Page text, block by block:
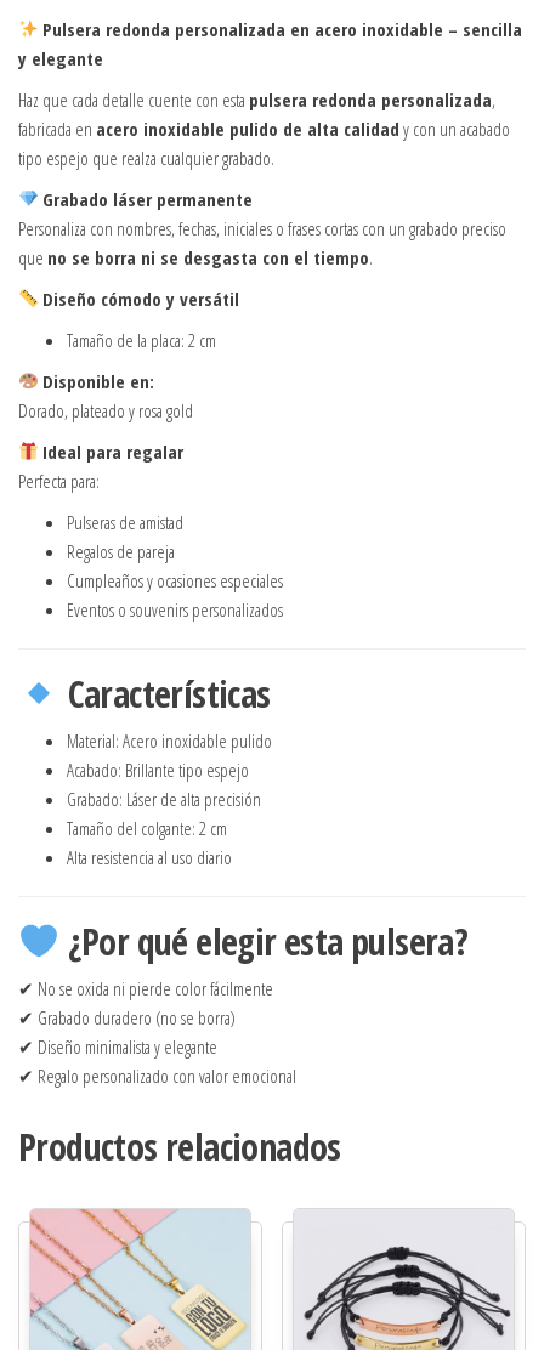
Pulsera redonda personalizada en acero inoxidable – sencilla
y elegante
Haz que cada detalle cuente con esta pulsera redonda personalizada,
fabricada en acero inoxidable pulido de alta calidad y con un acabado
tipo espejo que realza cualquier grabado.
Grabado láser permanente
Personaliza con nombres, fechas, iniciales o frases cortas con un grabado preciso
que no se borra ni se desgasta con el tiempo.
Diseño cómodo y versátil
Tamaño de la placa: 2 cm
Disponible en:
Dorado, plateado y rosa gold
Ideal para regalar
Perfecta para:
Pulseras de amistad
Regalos de pareja
Cumpleaños y ocasiones especiales
Eventos o souvenirs personalizados
Características
Material: Acero inoxidable pulido
Acabado: Brillante tipo espejo
Grabado: Láser de alta precisión
Tamaño del colgante: 2 cm
Alta resistencia al uso diario
¿Por qué elegir esta pulsera?
✔ No se oxida ni pierde color fácilmente
✔ Grabado duradero (no se borra)
✔ Diseño minimalista y elegante
✔ Regalo personalizado con valor emocional
Productos relacionados